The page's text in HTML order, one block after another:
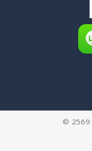
© 2569